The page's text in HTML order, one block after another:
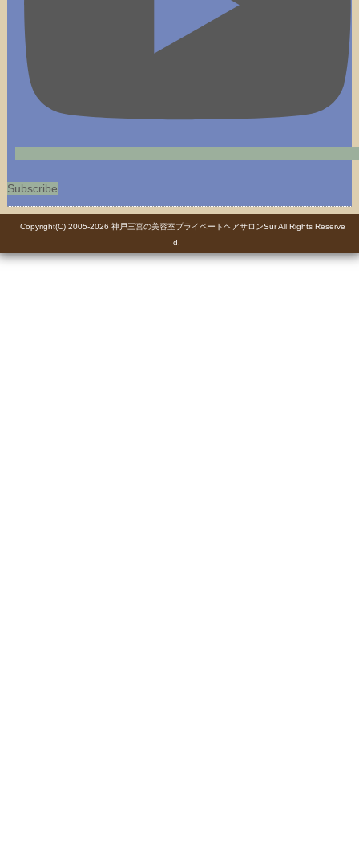
Subscribe
Copyright(C) 2005-2026 神戸三宮の美容室プライベートヘアサロンSurAll Rights Reserve
d.